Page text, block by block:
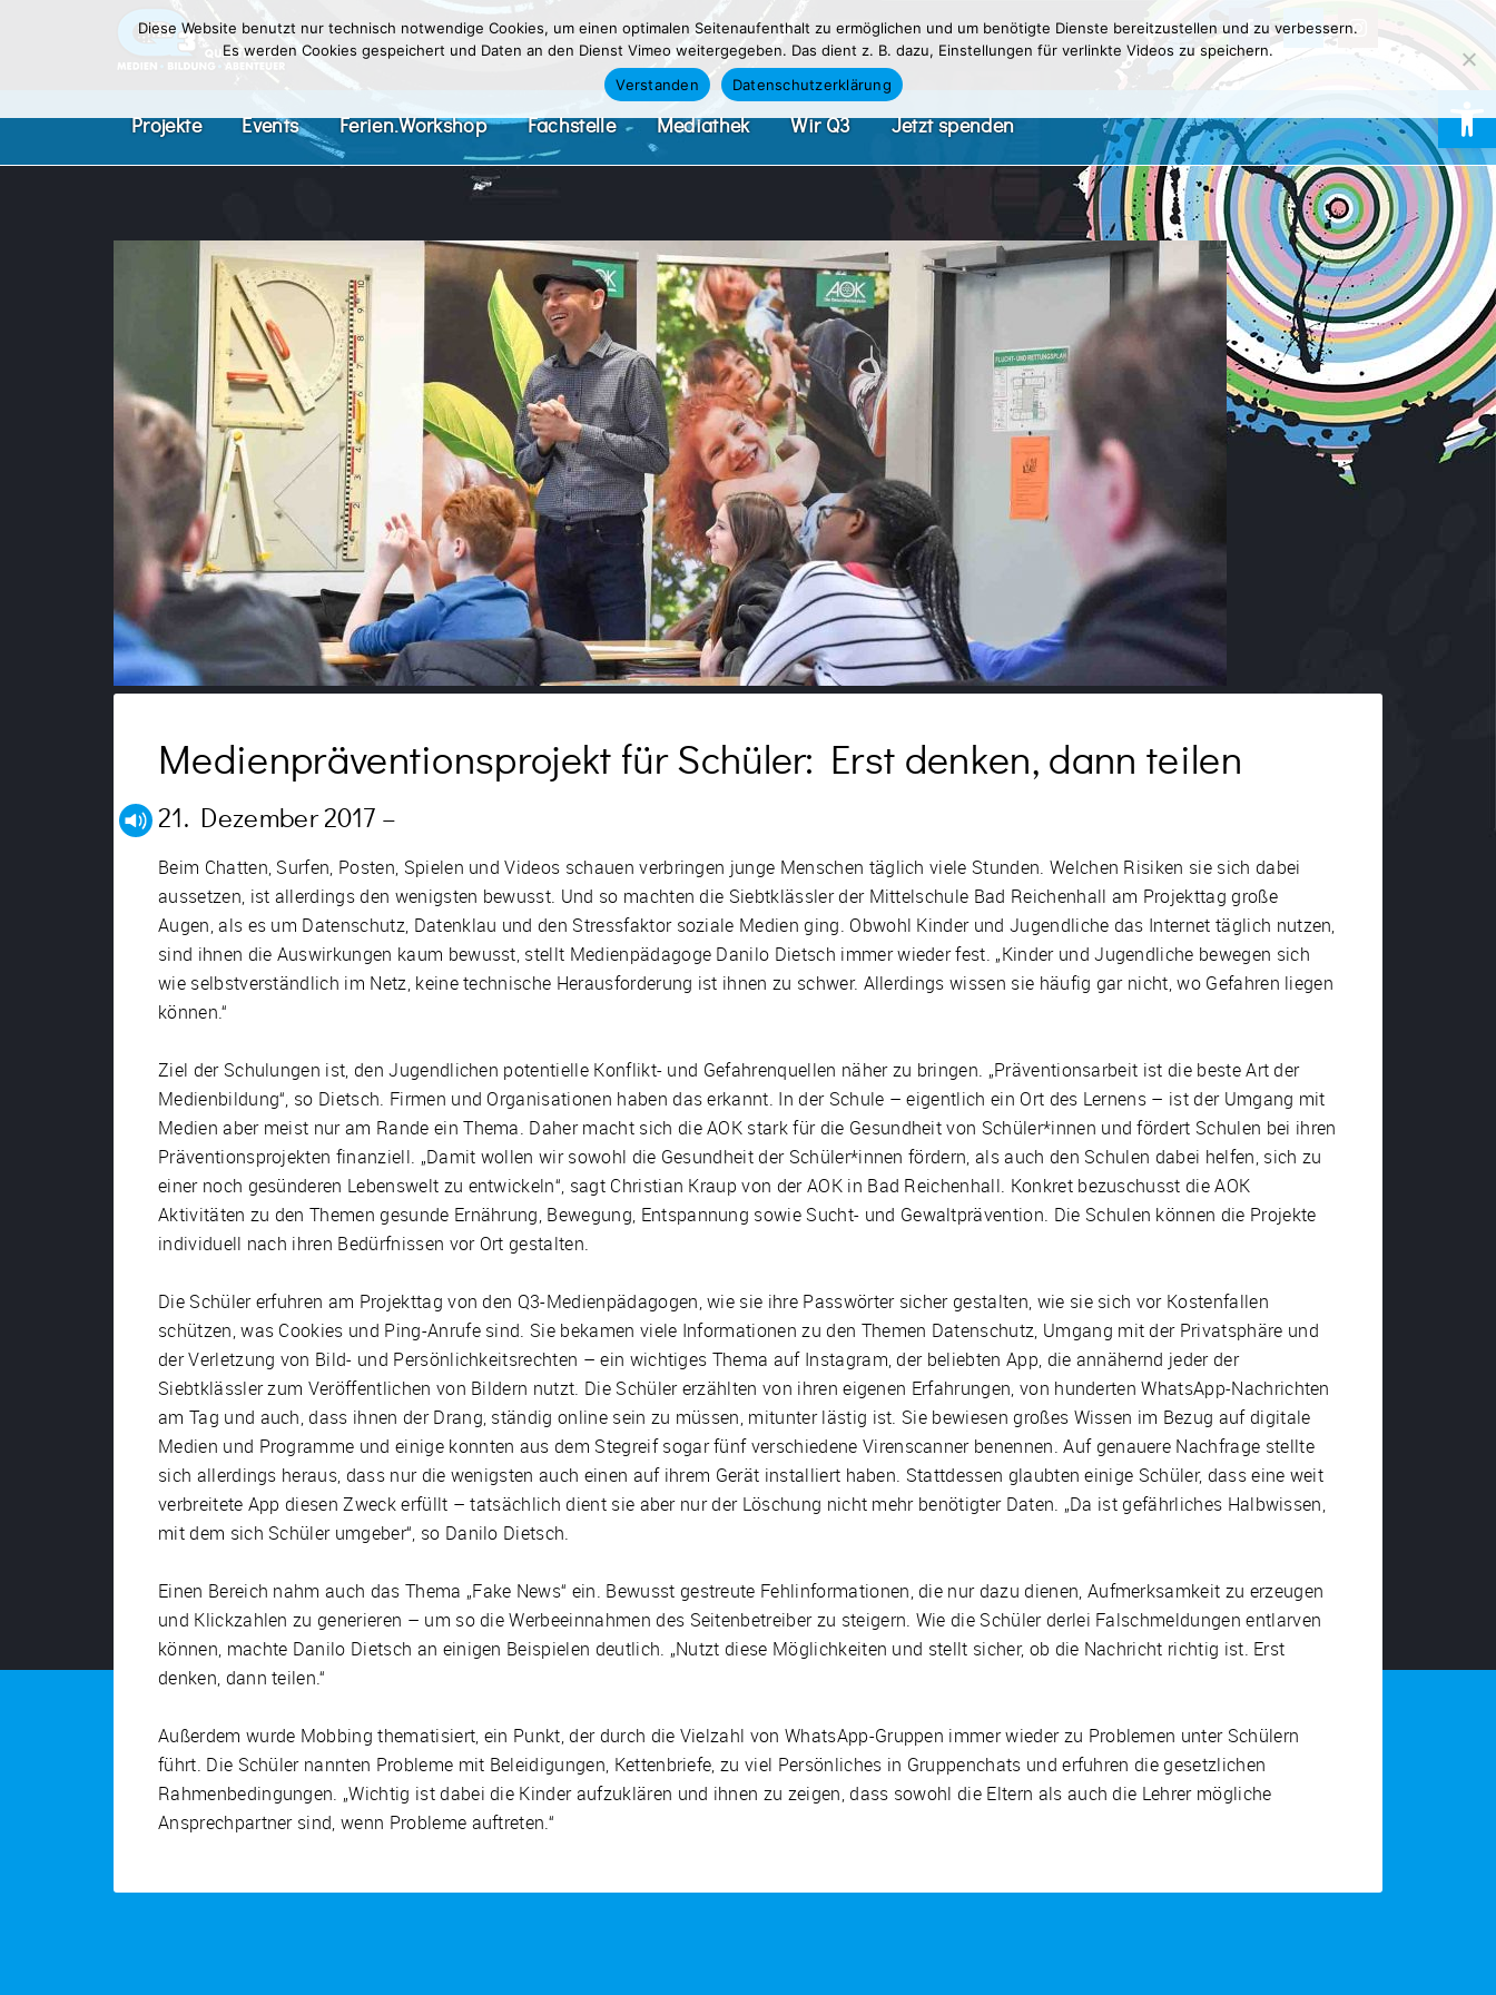
Projekte Events Ferien.Workshop Fachstelle Mediathek Wir Q3 Jetzt spenden
Medienpräventionsprojekt für Schüler: Erst denken, dann teilen
21. Dezember 2017 –
Beim Chatten, Surfen, Posten, Spielen und Videos schauen verbringen junge Menschen täglich viele Stunden. Welchen Risiken sie sich dabei
aussetzen, ist allerdings den wenigsten bewusst. Und so machten die Siebtklässler der Mittelschule Bad Reichenhall am Projekttag große
Augen, als es um Datenschutz, Datenklau und den Stressfaktor soziale Medien ging. Obwohl Kinder und Jugendliche das Internet täglich nutzen,
sind ihnen die Auswirkungen kaum bewusst, stellt Medienpädagoge Danilo Dietsch immer wieder fest. „Kinder und Jugendliche bewegen sich
wie selbstverständlich im Netz, keine technische Herausforderung ist ihnen zu schwer. Allerdings wissen sie häufig gar nicht, wo Gefahren liegen
können.“
Ziel der Schulungen ist, den Jugendlichen potentielle Konflikt- und Gefahrenquellen näher zu bringen. „Präventionsarbeit ist die beste Art der
Medienbildung“, so Dietsch. Firmen und Organisationen haben das erkannt. In der Schule – eigentlich ein Ort des Lernens – ist der Umgang mit
Medien aber meist nur am Rande ein Thema. Daher macht sich die AOK stark für die Gesundheit von Schüler*innen und fördert Schulen bei ihren
Präventionsprojekten finanziell. „Damit wollen wir sowohl die Gesundheit der Schüler*innen fördern, als auch den Schulen dabei helfen, sich zu
einer noch gesünderen Lebenswelt zu entwickeln“, sagt Christian Kraup von der AOK in Bad Reichenhall. Konkret bezuschusst die AOK
Aktivitäten zu den Themen gesunde Ernährung, Bewegung, Entspannung sowie Sucht- und Gewaltprävention. Die Schulen können die Projekte
individuell nach ihren Bedürfnissen vor Ort gestalten.
Die Schüler erfuhren am Projekttag von den Q3-Medienpädagogen, wie sie ihre Passwörter sicher gestalten, wie sie sich vor Kostenfallen
schützen, was Cookies und Ping-Anrufe sind. Sie bekamen viele Informationen zu den Themen Datenschutz, Umgang mit der Privatsphäre und
der Verletzung von Bild- und Persönlichkeitsrechten – ein wichtiges Thema auf Instagram, der beliebten App, die annähernd jeder der
Siebtklässler zum Veröffentlichen von Bildern nutzt. Die Schüler erzählten von ihren eigenen Erfahrungen, von hunderten WhatsApp-Nachrichten
am Tag und auch, dass ihnen der Drang, ständig online sein zu müssen, mitunter lästig ist. Sie bewiesen großes Wissen im Bezug auf digitale
Medien und Programme und einige konnten aus dem Stegreif sogar fünf verschiedene Virenscanner benennen. Auf genauere Nachfrage stellte
sich allerdings heraus, dass nur die wenigsten auch einen auf ihrem Gerät installiert haben. Stattdessen glaubten einige Schüler, dass eine weit
verbreitete App diesen Zweck erfüllt – tatsächlich dient sie aber nur der Löschung nicht mehr benötigter Daten. „Da ist gefährliches Halbwissen,
mit dem sich Schüler umgeber“, so Danilo Dietsch.
Einen Bereich nahm auch das Thema „Fake News“ ein. Bewusst gestreute Fehlinformationen, die nur dazu dienen, Aufmerksamkeit zu erzeugen
und Klickzahlen zu generieren – um so die Werbeeinnahmen des Seitenbetreiber zu steigern. Wie die Schüler derlei Falschmeldungen entlarven
können, machte Danilo Dietsch an einigen Beispielen deutlich. „Nutzt diese Möglichkeiten und stellt sicher, ob die Nachricht richtig ist. Erst
denken, dann teilen.“
Außerdem wurde Mobbing thematisiert, ein Punkt, der durch die Vielzahl von WhatsApp-Gruppen immer wieder zu Problemen unter Schülern
führt. Die Schüler nannten Probleme mit Beleidigungen, Kettenbriefe, zu viel Persönliches in Gruppenchats und erfuhren die gesetzlichen
Rahmenbedingungen. „Wichtig ist dabei die Kinder aufzuklären und ihnen zu zeigen, dass sowohl die Eltern als auch die Lehrer mögliche
Ansprechpartner sind, wenn Probleme auftreten.“
Diese Website benutzt nur technisch notwendige Cookies, um einen optimalen Seitenaufenthalt zu ermöglichen und um benötigte Dienste bereitzustellen und zu verbessern.
Es werden Cookies gespeichert und Daten an den Dienst Vimeo weitergegeben. Das dient z. B. dazu, Einstellungen für verlinkte Videos zu speichern.
Verstanden
Datenschutzerklärung